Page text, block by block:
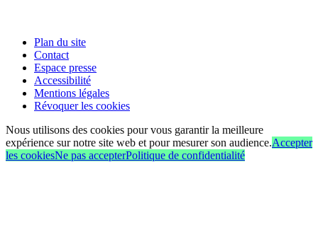
Plan du site
Contact
Espace presse
Accessibilité
Mentions légales
Révoquer les cookies
Nous utilisons des cookies pour vous garantir la meilleure
expérience sur notre site web et pour mesurer son audience.Accepter
les cookiesNe pas accepterPolitique de confidentialité